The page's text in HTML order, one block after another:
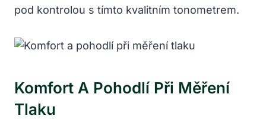
pod kontrolou s tímto kvalitním tonometrem.
Komfort A Pohodlí Při Měření
Tlaku